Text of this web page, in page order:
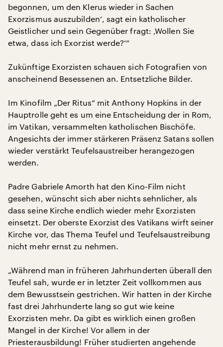
begonnen, um den Klerus wieder in Sachen
Exorzismus auszubilden‘, sagt ein katholischer
Geistlicher und sein Gegenüber fragt: ‚Wollen Sie
etwa, dass ich Exorzist werde?‘“
Zukünftige Exorzisten schauen sich Fotografien von
anscheinend Besessenen an. Entsetzliche Bilder.
Im Kinofilm „Der Ritus“ mit Anthony Hopkins in der
Hauptrolle geht es um eine Entscheidung der in Rom,
im Vatikan, versammelten katholischen Bischöfe.
Angesichts der immer stärkeren Präsenz Satans sollen
wieder verstärkt Teufelsaustreiber herangezogen
werden.
Padre Gabriele Amorth hat den Kino-Film nicht
gesehen, wünscht sich aber nichts sehnlicher, als
dass seine Kirche endlich wieder mehr Exorzisten
einsetzt. Der oberste Exorzist des Vatikans wirft seiner
Kirche vor, das Thema Teufel und Teufelsaustreibung
nicht mehr ernst zu nehmen.
„Während man in früheren Jahrhunderten überall den
Teufel sah, wurde er in letzter Zeit vollkommen aus
dem Bewusstsein gestrichen. Wir hatten in der Kirche
fast drei Jahrhunderte lang so gut wie keine
Exorzisten mehr. Da gibt es wirklich einen großen
Mangel in der Kirche! Vor allem in der
Priesterausbildung! Früher studierten angehende